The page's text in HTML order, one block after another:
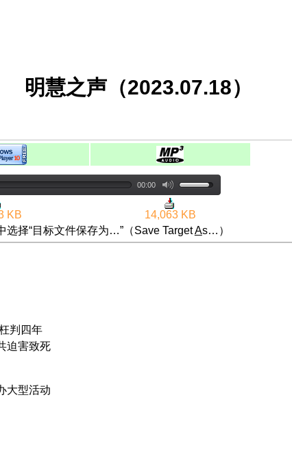
明慧之声（2023.07.18）
00:00
KB
14,063 KB
选择“目标文件保存为…”（Save TargetAs…）
判四年
迫害致死
大型活动